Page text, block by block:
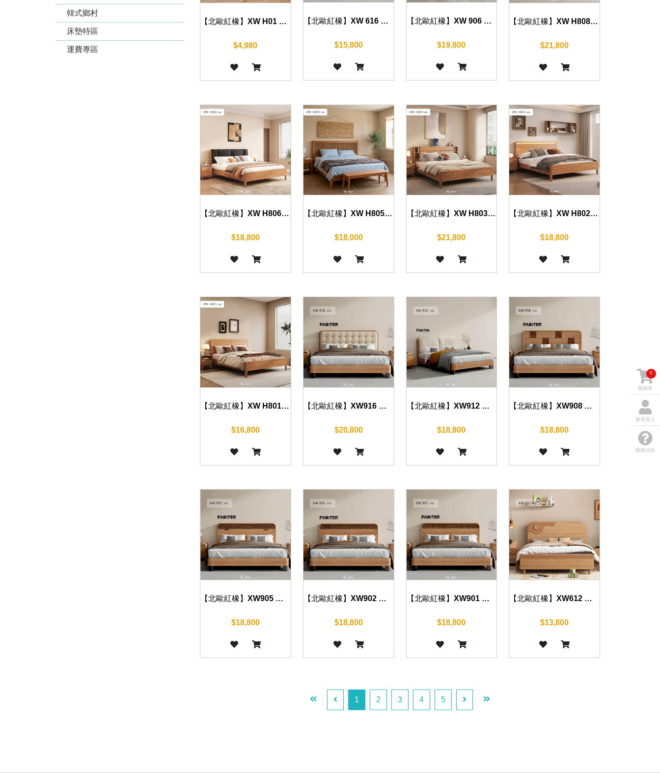
韓式鄉村
床墊特區
運費專區
【北歐紅橡】XW H01 床頭櫃 42cm
$4,980
【北歐紅橡】XW 616 床組 五尺/六尺
$15,800
【北歐紅橡】XW 906 床組 五尺/六尺
$19,800
【北歐紅橡】XW H808 床組 五尺/六尺
$21,800
【北歐紅橡】XW H806 床組 五尺/六尺
$18,800
【北歐紅橡】XW H805 床組 五尺/六尺
$18,000
【北歐紅橡】XW H803 床組 五尺/六尺
$21,800
【北歐紅橡】XW H802 床組 五尺/六尺
$18,800
【北歐紅橡】XW H801 床組 五尺/六尺
$16,800
【北歐紅橡】XW916 床組 五尺/六尺
$20,800
【北歐紅橡】XW912 床組 五尺/六尺
$18,800
【北歐紅橡】XW908 床組 五尺/六尺
$18,800
【北歐紅橡】XW905 床組 五尺/六尺
$18,800
【北歐紅橡】XW902 床組 五尺/六尺
$18,800
【北歐紅橡】XW901 床組 五尺/六尺
$18,800
【北歐紅橡】XW612 床組 四尺/五尺/六尺
$13,800
1 2 3 4 5
購物車
0
會員登入
購物須知